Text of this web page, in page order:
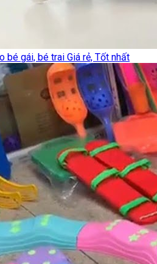
bé gái, bé trai Giá rẻ, Tốt nhất